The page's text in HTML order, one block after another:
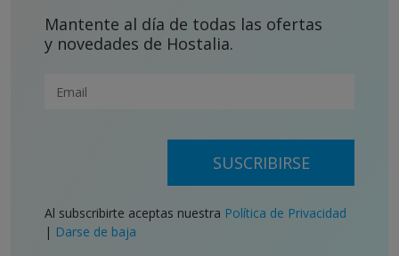
Mantente al día de todas las ofertas
y novedades de Hostalia.
SUSCRIBIRSE
Al subscribirte aceptas nuestra Política de Privacidad
| Darse de baja